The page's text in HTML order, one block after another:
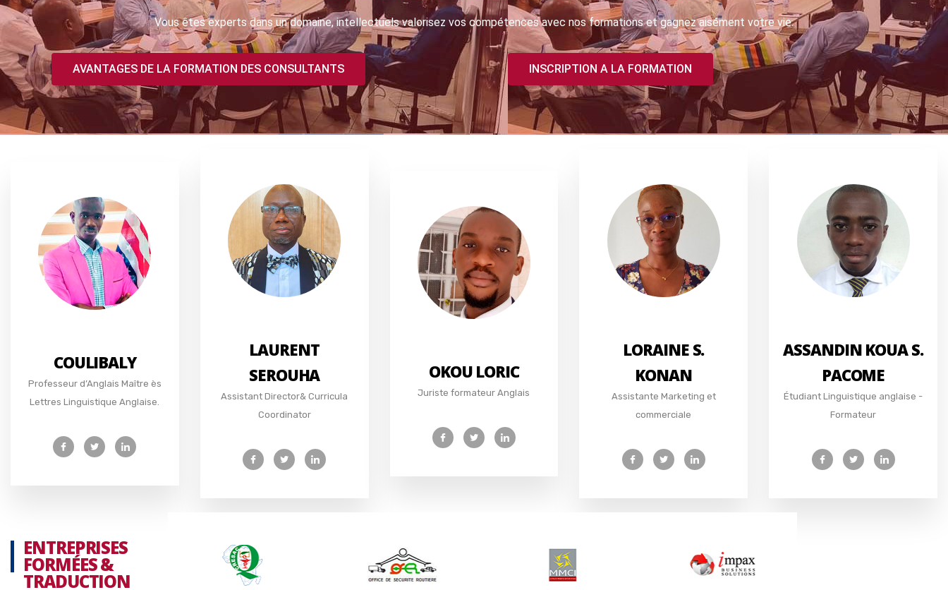
Vous êtes experts dans un domaine, intellectuels valorisez vos compétences avec nos formations et gagnez aisément votre vie.
AVANTAGES DE LA FORMATION DES CONSULTANTS INSCRIPTION A LA FORMATION
COULIBALY
Professeur d’Anglais Maître ès
Lettres Linguistique Anglaise.
LAURENT
SEROUHA
Assistant Director& Curricula
Coordinator
OKOU LORIC
Juriste formateur Anglais
LORAINE S.
KONAN
Assistante Marketing et
commerciale
ASSANDIN KOUA S.
PACOME
Étudiant Linguistique anglaise -
Formateur
ENTREPRISES
FORMÉES &
TRADUCTION